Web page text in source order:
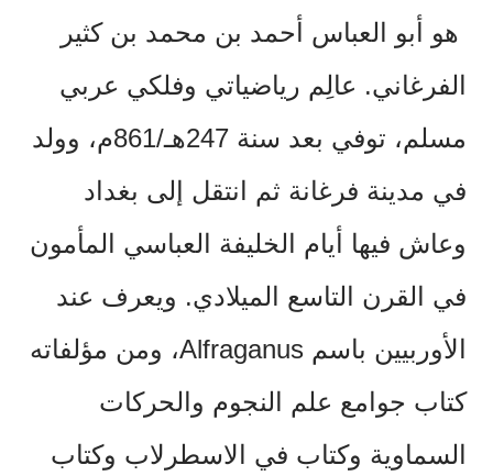
هو أبو العباس أحمد بن محمد بن كثير
الفرغاني. عالِم رياضياتي وفلكي عربي
مسلم، توفي بعد سنة 247هـ/861م، وولد
في مدينة فرغانة ثم انتقل إلى بغداد
وعاش فيها أيام الخليفة العباسي المأمون
في القرن التاسع الميلادي. ويعرف عند
الأوربيين باسم Alfraganus، ومن مؤلفاته
كتاب جوامع علم النجوم والحركات
السماوية وكتاب في الاسطرلاب وكتاب